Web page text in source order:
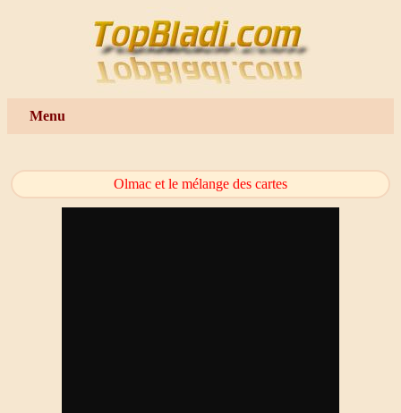
Menu
Olmac et le mélange des cartes